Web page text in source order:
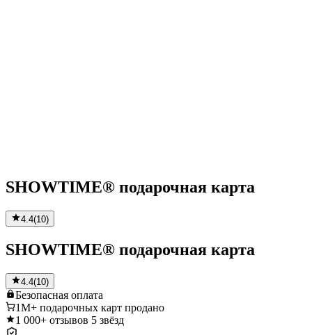
SHOWTIME® подарочная карта
4.4(10)
SHOWTIME® подарочная карта
4.4(10)
Безопасная оплата
1M+ подарочных карт продано
1 000+ отзывов 5 звёзд